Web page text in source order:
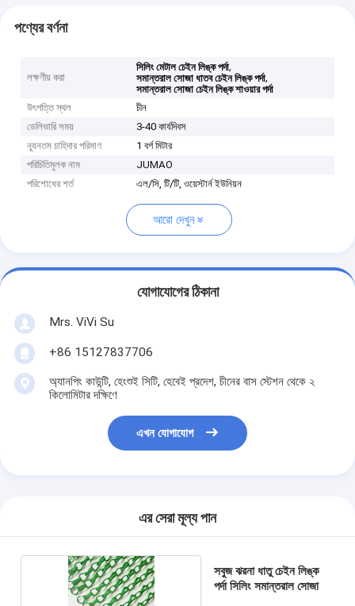
পণ্যের বর্ণনা
লক্ষণীয় করা
সিলিং মেটাল চেইন লিঙ্ক পর্দা,
সমান্তরাল সোজা ধাতব চেইন লিঙ্ক পর্দা,
সমান্তরাল সোজা চেইন লিঙ্ক শাওয়ার পর্দা
উৎপত্তি স্থল
চীন
ডেলিভারি সময়
3-40 কার্যদিবস
ন্যূনতম চাহিদার পরিমাণ
1 বর্গ মিটার
পরিচিতিমুলক নাম
JUMAO
পরিশোধের শর্ত
এল/সি, টি/টি, ওয়েস্টার্ন ইউনিয়ন
আরো দেখুন
যোগাযোগের ঠিকানা
Mrs. ViVi Su
+86 15127837706
অ্যানপিং কাউন্টি, হেংশুই সিটি, হেবেই প্রদেশ, চীনের বাস স্টেশন থেকে ২
কিলোমিটার দক্ষিণে
এখন যোগাযোগ
এর সেরা মূল্য পান
সবুজ ঝরনা ধাতু চেইন লিঙ্ক
পর্দা সিলিং সমান্তরাল সোজা